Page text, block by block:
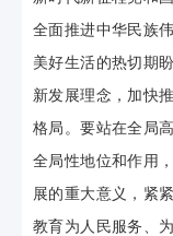
全面推进中华民族
美好生活的热切期
新发展理念，加快
格局。要站在全局
全局性地位和作用
展的重大意义，紧
教育为人民服务、